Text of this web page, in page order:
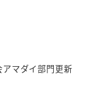
マダイ部門更新